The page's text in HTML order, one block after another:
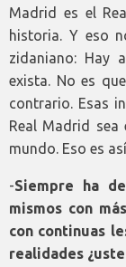
Madrid es el
historia. Y eso
zidaniano: Hay
exista. No es
contrario. Esas
Real Madrid
mundo. Eso es
-Siempre ha
mismos con
con continuas
realidades